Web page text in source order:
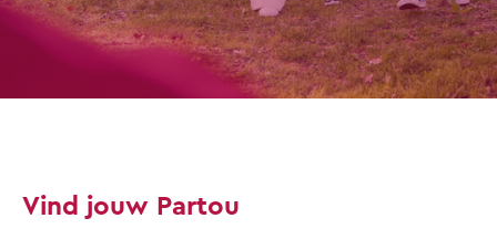
Vind jouw Partou